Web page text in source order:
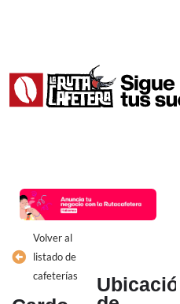
Volver al
listado de
cafeterías
Ubicación